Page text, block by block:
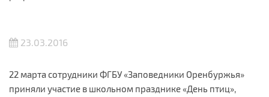
23.03.2016
22 марта сотрудники ФГБУ «Заповедники Оренбуржья»
приняли участие в школьном празднике «День птиц»,